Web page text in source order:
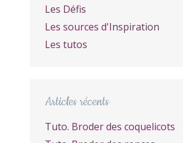
Les Défis
Les sources d'Inspiration
Les tutos
Articles récents
Tuto. Broder des coquelicots